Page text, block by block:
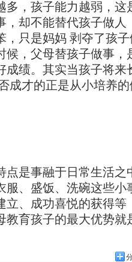
，孩子能力越弱，这
，却不能替代孩子做人
，只是妈妈 剥夺了孩
候，父母替孩子做事，
成绩。其实当孩子将来
成才的正是从小培养
是事融于日常生活之
服、盛饭、洗碗这些小
立、成功喜悦的获得等
教育孩子的最大优势就